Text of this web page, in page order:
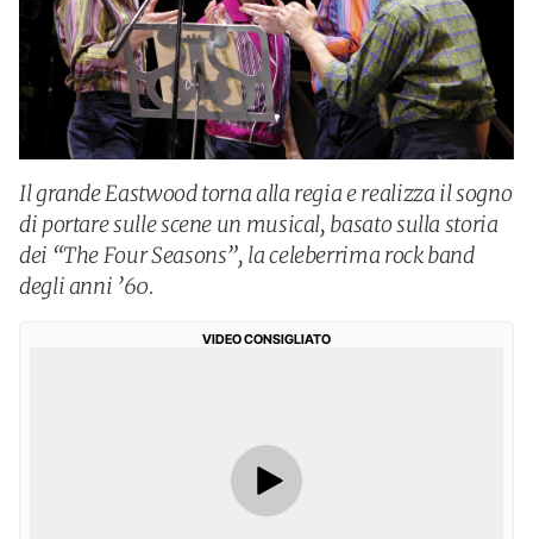
Il grande Eastwood torna alla regia e realizza il sogno
di portare sulle scene un musical, basato sulla storia
dei “The Four Seasons”, la celeberrima rock band
degli anni ’60.
VIDEO CONSIGLIATO